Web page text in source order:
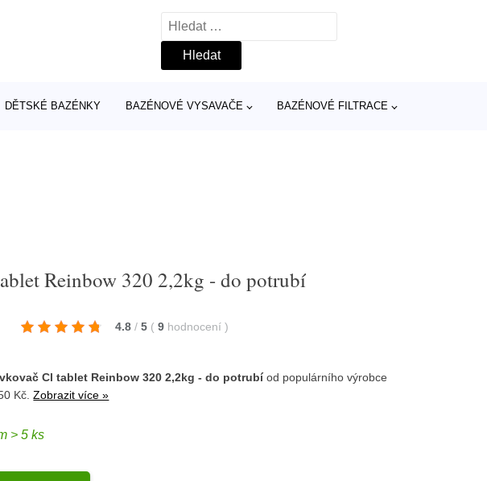
Vyhledávání
DĚTSKÉ BAZÉNKY BAZÉNOVÉ VYSAVAČE BAZÉNOVÉ FILTRACE
Reinbow 320 2,2kg - do potrubí
4.8 / 5 ( 9 hodnocení)
Cl tablet Reinbow 320 2,2kg - do potrubíod populárního výrobce
Kč.Zobrazit více »
> 5 ks